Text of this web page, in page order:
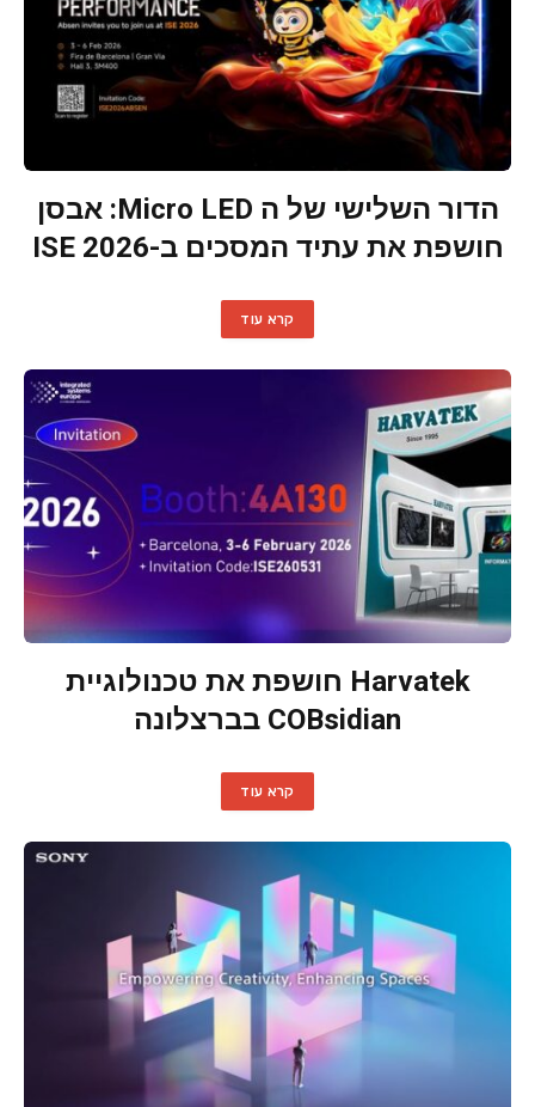
הדור השלישי של ה Micro LED: אבסן
חושפת את עתיד המסכים ב-ISE 2026
קרא עוד
Harvatek חושפת את טכנולוגיית
COBsidian בברצלונה
קרא עוד